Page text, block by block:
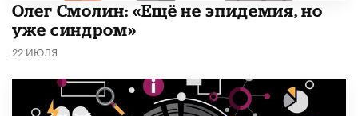
​Олег Смолин: «Ещё не эпидемия, но
уже синдром»
22 ИЮЛЯ